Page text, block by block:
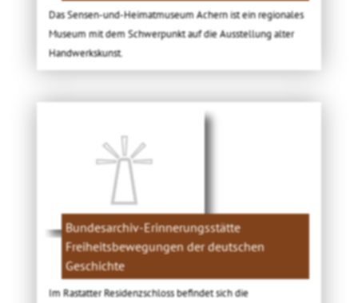
Das Sensen-und-Heimatmuseum Achern ist ein regionales
Museum mit dem Schwerpunkt auf die Ausstellung alter
Handwerkskunst.
Bundesarchiv-Erinnerungsstätte
Freiheitsbewegungen der deutschen
Geschichte
Im Rastatter Residenzschloss befindet sich die